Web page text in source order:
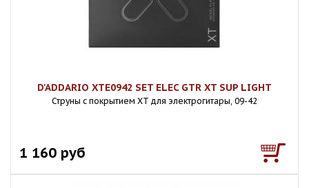
D'ADDARIO XTE0942 SET ELEC GTR XT SUP LIGHT
Струны с покрытием XT для электрогитары, 09-42
1 160 руб